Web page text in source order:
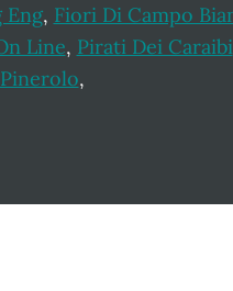
Eng, Fiori Di Campo
Line, Pirati Dei Caraibi
,